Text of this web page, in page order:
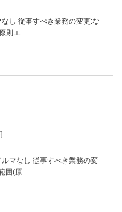
し 従事すべき業務の変更:な
則エ…
ルマなし 従事すべき業務の変
囲(原…